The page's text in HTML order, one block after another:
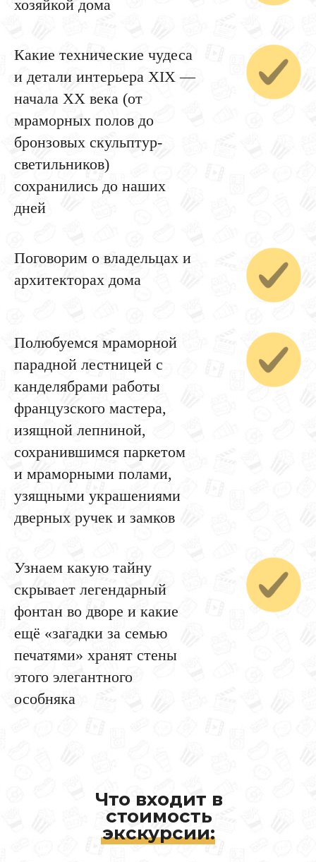
хозяйкой дома
Какие технические чудеса
и детали интерьера XIX —
начала XX века (от
мраморных полов до
бронзовых скульптур-
светильников)
сохранились до наших
дней
Поговорим о владельцах и
архитекторах дома
Полюбуемся мраморной
парадной лестницей с
канделябрами работы
французского мастера,
изящной лепниной,
сохранившимся паркетом
и мраморными полами,
узящными украшениями
дверных ручек и замков
Узнаем какую тайну
скрывает легендарный
фонтан во дворе и какие
ещё «загадки за семью
печатями» хранят стены
этого элегантного
особняка
Что входит в
стоимость
экскурсии: